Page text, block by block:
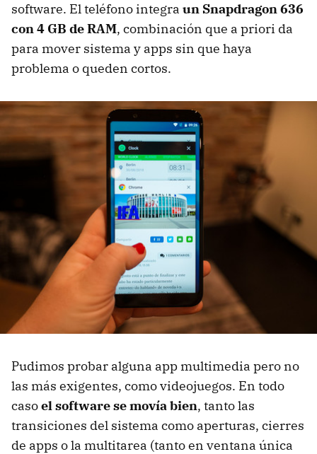
software. El teléfono integra un Snapdragon 636
con 4 GB de RAM, combinación que a priori da
para mover sistema y apps sin que haya
problema o queden cortos.
Pudimos probar alguna app multimedia pero no
las más exigentes, como videojuegos. En todo
casoel software se movía bien, tanto las
transiciones del sistema como aperturas, cierres
de apps o la multitarea (tanto en ventana única